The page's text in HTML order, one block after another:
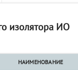
изолятора ИО
НАИМЕНОВАНИЕ